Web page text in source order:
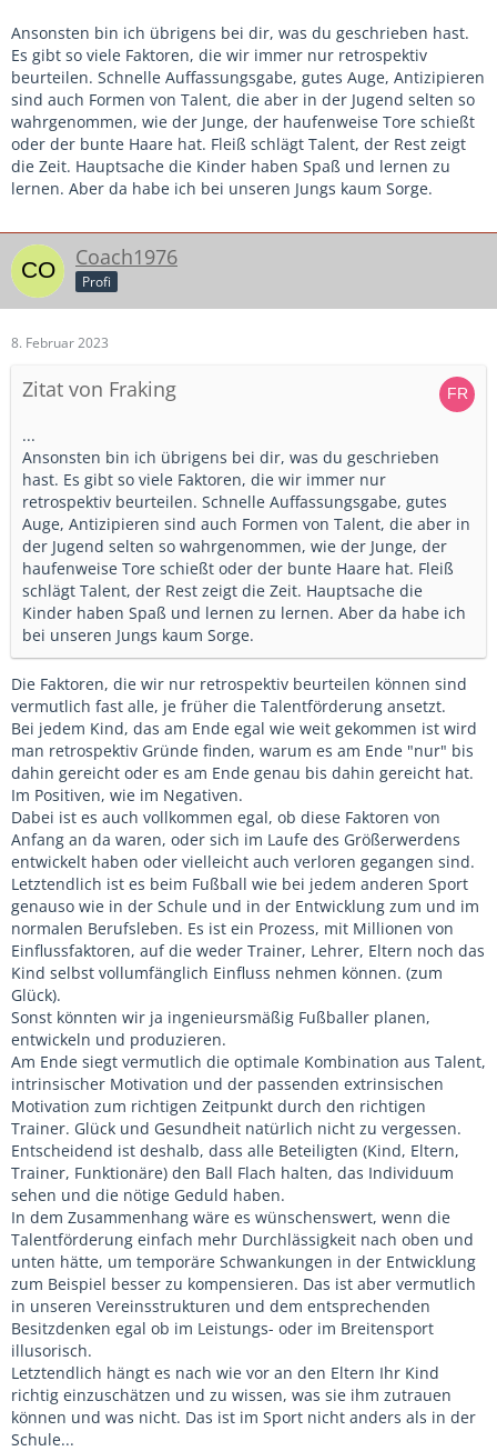
Ansonsten bin ich übrigens bei dir, was du geschrieben hast.
Es gibt so viele Faktoren, die wir immer nur retrospektiv
beurteilen. Schnelle Auffassungsgabe, gutes Auge, Antizipieren
sind auch Formen von Talent, die aber in der Jugend selten so
wahrgenommen, wie der Junge, der haufenweise Tore schießt
oder der bunte Haare hat. Fleiß schlägt Talent, der Rest zeigt
die Zeit. Hauptsache die Kinder haben Spaß und lernen zu
lernen. Aber da habe ich bei unseren Jungs kaum Sorge.
Coach1976
Profi
8. Februar 2023
Zitat von Fraking
...
Ansonsten bin ich übrigens bei dir, was du geschrieben
hast. Es gibt so viele Faktoren, die wir immer nur
retrospektiv beurteilen. Schnelle Auffassungsgabe, gutes
Auge, Antizipieren sind auch Formen von Talent, die aber in
der Jugend selten so wahrgenommen, wie der Junge, der
haufenweise Tore schießt oder der bunte Haare hat. Fleiß
schlägt Talent, der Rest zeigt die Zeit. Hauptsache die
Kinder haben Spaß und lernen zu lernen. Aber da habe ich
bei unseren Jungs kaum Sorge.
Die Faktoren, die wir nur retrospektiv beurteilen können sind
vermutlich fast alle, je früher die Talentförderung ansetzt.
Bei jedem Kind, das am Ende egal wie weit gekommen ist wird
man retrospektiv Gründe finden, warum es am Ende "nur" bis
dahin gereicht oder es am Ende genau bis dahin gereicht hat.
Im Positiven, wie im Negativen.
Dabei ist es auch vollkommen egal, ob diese Faktoren von
Anfang an da waren, oder sich im Laufe des Größerwerdens
entwickelt haben oder vielleicht auch verloren gegangen sind.
Letztendlich ist es beim Fußball wie bei jedem anderen Sport
genauso wie in der Schule und in der Entwicklung zum und im
normalen Berufsleben. Es ist ein Prozess, mit Millionen von
Einflussfaktoren, auf die weder Trainer, Lehrer, Eltern noch das
Kind selbst vollumfänglich Einfluss nehmen können. (zum
Glück).
Sonst könnten wir ja ingenieursmäßig Fußballer planen,
entwickeln und produzieren.
Am Ende siegt vermutlich die optimale Kombination aus Talent,
intrinsischer Motivation und der passenden extrinsischen
Motivation zum richtigen Zeitpunkt durch den richtigen
Trainer. Glück und Gesundheit natürlich nicht zu vergessen.
Entscheidend ist deshalb, dass alle Beteiligten (Kind, Eltern,
Trainer, Funktionäre) den Ball Flach halten, das Individuum
sehen und die nötige Geduld haben.
In dem Zusammenhang wäre es wünschenswert, wenn die
Talentförderung einfach mehr Durchlässigkeit nach oben und
unten hätte, um temporäre Schwankungen in der Entwicklung
zum Beispiel besser zu kompensieren. Das ist aber vermutlich
in unseren Vereinsstrukturen und dem entsprechenden
Besitzdenken egal ob im Leistungs- oder im Breitensport
illusorisch.
Letztendlich hängt es nach wie vor an den Eltern Ihr Kind
richtig einzuschätzen und zu wissen, was sie ihm zutrauen
können und was nicht. Das ist im Sport nicht anders als in der
Schule...